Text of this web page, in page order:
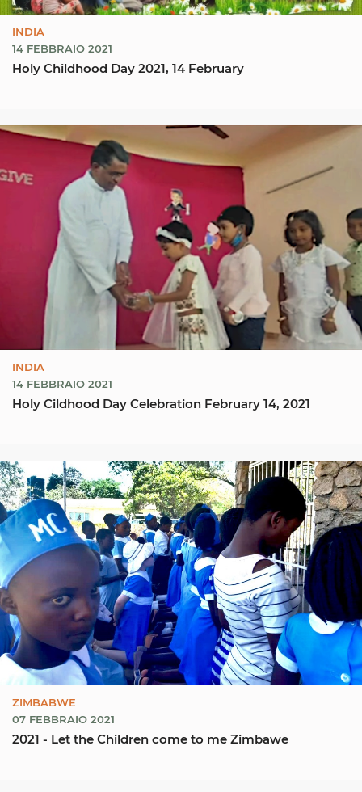
INDIA
14 FEBBRAIO 2021
Holy Childhood Day 2021, 14 February
INDIA
14 FEBBRAIO 2021
Holy Cildhood Day Celebration February 14, 2021
ZIMBABWE
07 FEBBRAIO 2021
2021 - Let the Children come to me Zimbawe